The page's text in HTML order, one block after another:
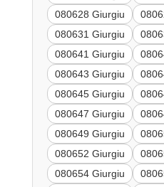
080628 Giurgiu
080631 Giurgiu
080641 Giurgiu
080643 Giurgiu
080645 Giurgiu
080647 Giurgiu
080649 Giurgiu
080652 Giurgiu
080654 Giurgiu